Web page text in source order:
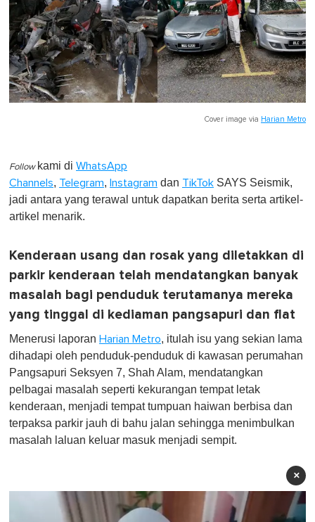
Cover image via Harian Metro
Follow kami di WhatsApp
Channels, Telegram, Instagram dan TikTok SAYS Seismik,
jadi antara yang terawal untuk dapatkan berita serta artikel-
artikel menarik.
Kenderaan usang dan rosak yang diletakkan di
parkir kenderaan telah mendatangkan banyak
masalah bagi penduduk terutamanya mereka
yang tinggal di kediaman pangsapuri dan flat
Menerusi laporan Harian Metro, itulah isu yang sekian lama
dihadapi oleh penduduk-penduduk di kawasan perumahan
Pangsapuri Seksyen 7, Shah Alam, mendatangkan
pelbagai masalah seperti kekurangan tempat letak
kenderaan, menjadi tempat tumpuan haiwan berbisa dan
terpaksa parkir jauh di bahu jalan sehingga menimbulkan
masalah laluan keluar masuk menjadi sempit.
×